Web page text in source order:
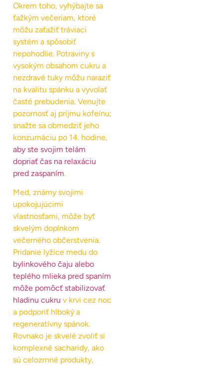
Okrem toho, vyhýbajte sa
ťažkým večeriam, ktoré
môžu zaťažiť tráviaci
systém a spôsobiť
nepohodlie. Potraviny s
vysokým obsahom cukru a
nezdravé tuky môžu naraziť
na kvalitu spánku a vyvolať
časté prebudenia. Venujte
pozornosť aj príjmu kofeínu;
snažte sa obmedziť jeho
konzumáciu po 14. hodine,
aby ste svojim telám
dopriať čas na relaxáciu
pred zaspaním.
Med, známy svojimi
upokojujúcimi
vlastnosťami, môže byť
skvelým doplnkom
večerného občerstvenia.
Pridanie lyžice medu do
bylinkového čaju alebo
teplého mlieka pred spaním
môže pomôcť stabilizovať
hladinu cukru v krvi cez noc
a podporiť hlboký a
regeneratívny spánok.
Rovnako je skvelé zvoliť si
komplexné sacharidy, ako
sú celozrnné produkty,